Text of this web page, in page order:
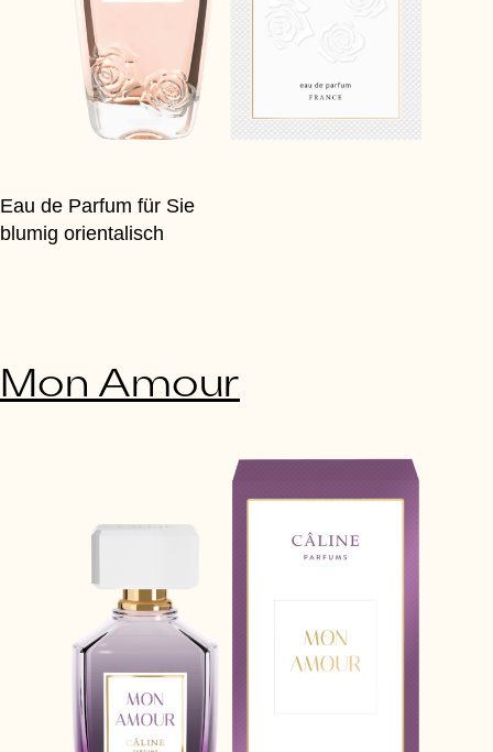
Eau de Parfum für Sie
blumig orientalisch
Mon Amour